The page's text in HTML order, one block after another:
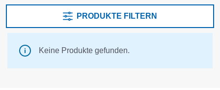
PRODUKTE FILTERN
Keine Produkte gefunden.